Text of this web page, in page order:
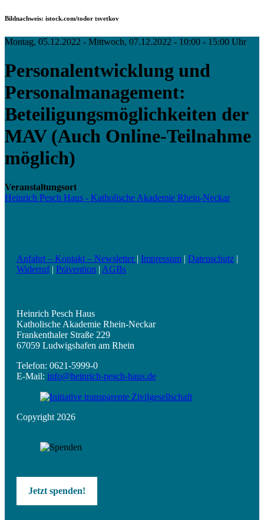
Bildnachweis: istock.com/todor tsvetkov
Montag, 05.12.2022 - Mittwoch, 07.12.2022 - 10:00 - 15:00 Uhr
Personalentwicklung und
Personalmanagement:
Beteiligungsmöglichkeiten der
MAV (Auch Online-Teilnahme
möglich)
Veranstaltungsort
Heinrich Pesch Haus - Katholische Akademie Rhein-Neckar
Anfahrt – Kontakt – Newsletter | Impressum | Datenschutz |
Widerruf| Prävention | AGBs
Heinrich Pesch Haus
Katholische Akademie Rhein-Neckar
Frankenthaler Straße 229
67059 Ludwigshafen am Rhein
Telefon: 0621-5999-0
E-Mail: info@heinrich-pesch-haus.de
Copyright 2026
Jetzt spenden!